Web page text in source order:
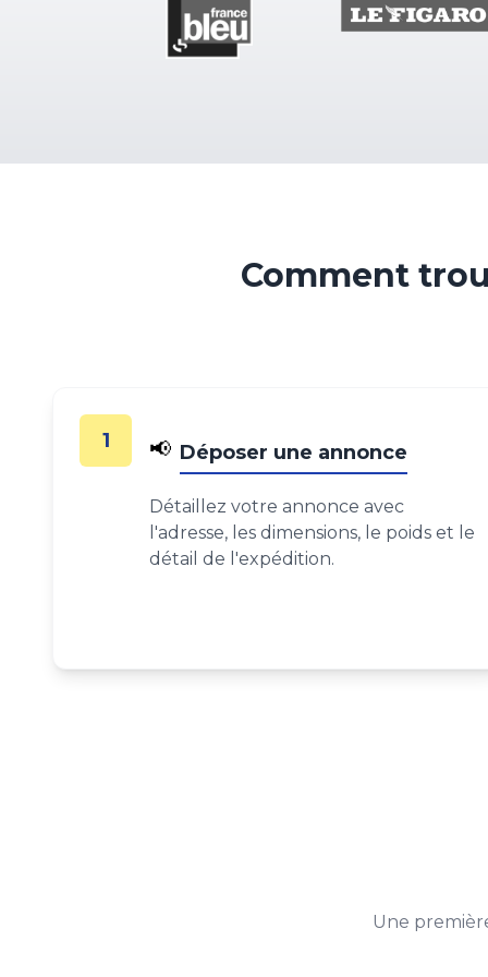
Comment
1 📢 Déposer une annonce
Détaillez votre annonce avec
l'adresse, les dimensions, le poids et le
détail de l'expédition.
Une